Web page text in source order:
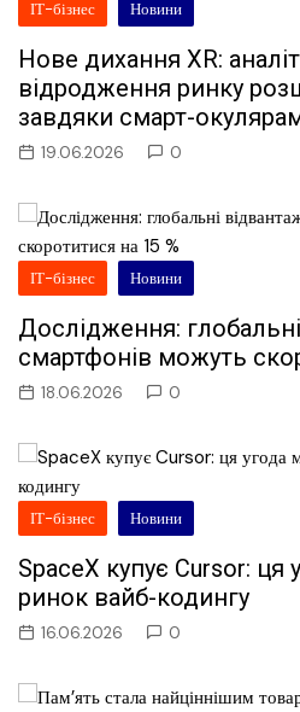
ІТ-бізнес Новини
Нове дихання XR:
відродження ринку
завдяки смарт-
19.06.2026 0
ІТ-бізнес Новини
Дослідження:
смартфонів можуть
18.06.2026 0
ІТ-бізнес Новини
SpaceX купує Cursor:
ринок вайб-кодингу
16.06.2026 0